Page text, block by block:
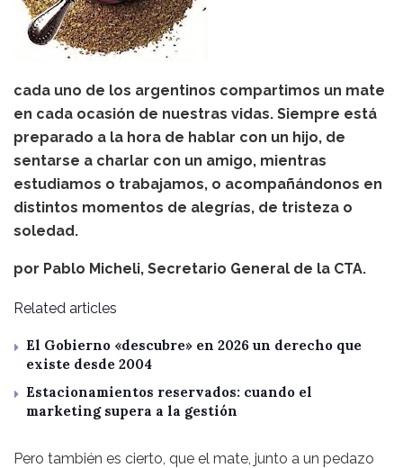
cada uno de los argentinos compartimos un mate
en cada ocasión de nuestras vidas. Siempre está
preparado a la hora de hablar con un hijo, de
sentarse a charlar con un amigo, mientras
estudiamos o trabajamos, o acompañándonos en
distintos momentos de alegrías, de tristeza o
soledad.
por Pablo Micheli, Secretario General de la CTA.
Related articles
El Gobierno «descubre» en 2026 un derecho que
existe desde 2004
Estacionamientos reservados: cuando el
marketing supera a la gestión
Pero también es cierto, que el mate, junto a un pedazo